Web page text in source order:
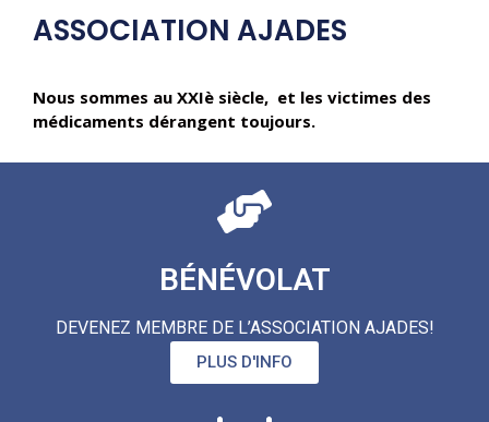
ASSOCIATION AJADES
Nous sommes au XXIè siècle, et les victimes des
médicaments dérangent toujours.
BÉNÉVOLAT
DEVENEZ MEMBRE DE L’ASSOCIATION AJADES!
PLUS D'INFO